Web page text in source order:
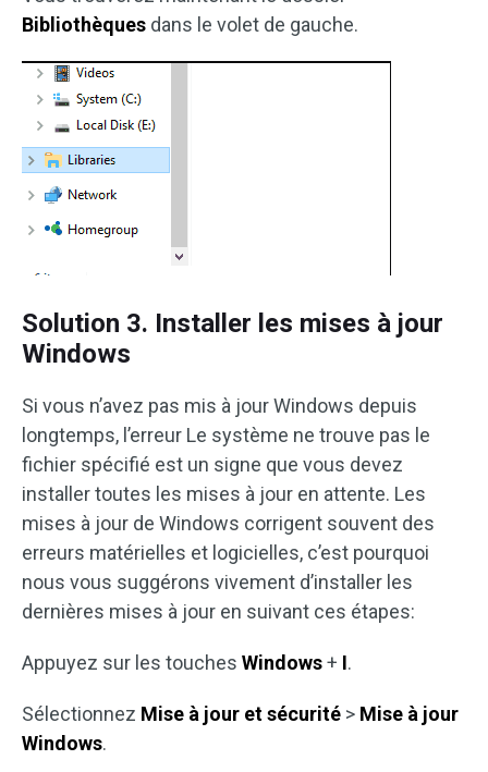
Bibliothèques dans le volet de gauche.
Solution 3. Installer les mises à jour
Windows
Si vous n’avez pas mis à jour Windows depuis
longtemps, l’erreur Le système ne trouve pas le
fichier spécifié est un signe que vous devez
installer toutes les mises à jour en attente. Les
mises à jour de Windows corrigent souvent des
erreurs matérielles et logicielles, c’est pourquoi
nous vous suggérons vivement d’installer les
dernières mises à jour en suivant ces étapes:
Appuyez sur les touches Windows+ I.
Sélectionnez Mise à jour et sécurité > Mise à jour
Windows.